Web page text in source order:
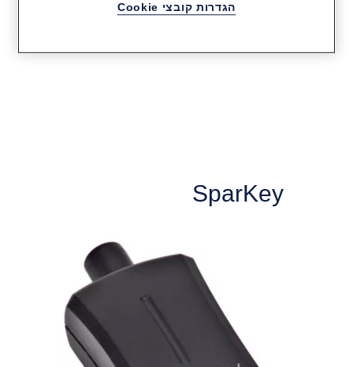
SparKey
הגדרות קובצי Cookie